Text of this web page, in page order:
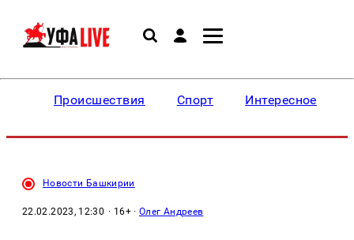
Происшествия Спорт Интересное
Новости Башкирии
22.02.2023, 12:30 · 16+ ·Олег Андреев